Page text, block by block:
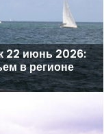
22 июнь 2026:
в регионе